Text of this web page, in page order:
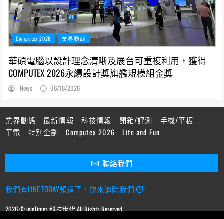
Computex 2026 業界動態
華碩電腦以設計理念清晰及展台可重複利用，獲得
COMPUTEX 2026永續設計獎旗艦規模組金獎
News 06/18/2026
業界動態 最新情報 科技情報 開箱/評測
手機/平板
筆電
特別企劃 Computex 2026 Life and Fun
聯絡我們
我們有LINE TODAY頻道了，快來追踪我們吧!!
2026 © ioioTimes 科技世代 All Rights Reserved.